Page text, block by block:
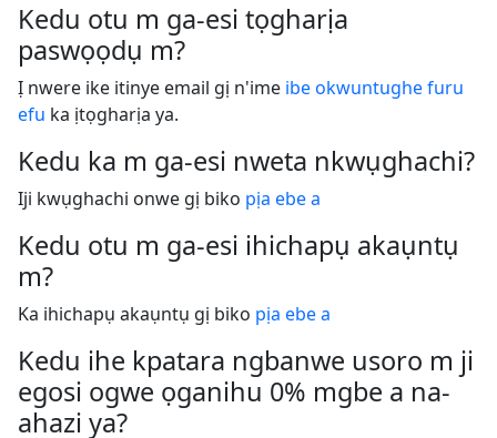
Kedu otu m ga-esi tọgharịa
paswọọdụ m?
Ị nwere ike itinye email gị n'ime ibe okwuntughe furu
efu ka ịtọgharịa ya.
Kedu ka m ga-esi nweta nkwụghachi?
Iji kwụghachi onwe gị biko pịa ebe a
Kedu otu m ga-esi ihichapụ akaụntụ
m?
Ka ihichapụ akaụntụ gị biko pịa ebe a
Kedu ihe kpatara ngbanwe usoro m ji
egosi ogwe ọganihu 0% mgbe a na-
ahazi ya?